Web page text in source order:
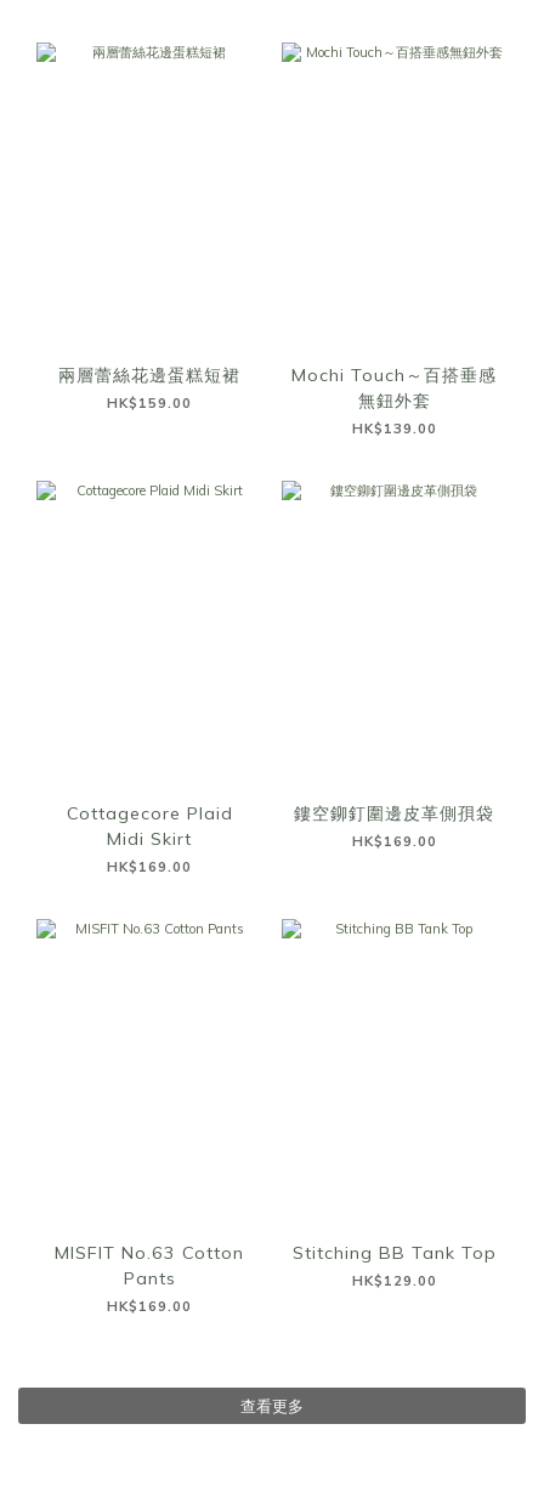
兩層蕾絲花邊蛋糕短裙
HK$159.00
Mochi Touch～百搭垂感
無鈕外套
HK$139.00
Cottagecore Plaid
Midi Skirt
HK$169.00
鏤空鉚釘圍邊皮革側孭袋
HK$169.00
MISFIT No.63 Cotton
Pants
HK$169.00
Stitching BB Tank Top
HK$129.00
查看更多